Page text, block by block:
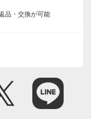
品・交換が可能